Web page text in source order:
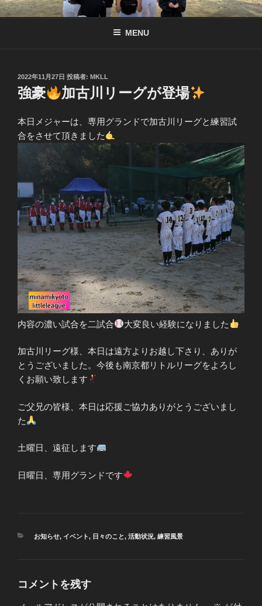
コ
ン
南京都リトル公式サイト
リトル関西連盟所属の少年硬式野球チーム
MENU
投
稿
日:
2022年11月27日 投稿者: MKLL
強豪 加古川リーグが登場
本日メジャーは、専用グランドで加古川リーグと練習試
合をさせて頂きました
内容の濃い試合を二試合 大変良い経験になりました
加古川リーグ様、本日は遠方よりお越し下さり、ありが
とうございました。今後も南京都リトルリーグをよろし
くお願い致します
ご父兄の皆様、本日は応援ご協力ありがとうございまし
た
土曜日、遠征します
日曜日、専用グランドです
カ
お知らせ, イベント, 日々のこと, 活動状況, 練習風景
コメントを残す